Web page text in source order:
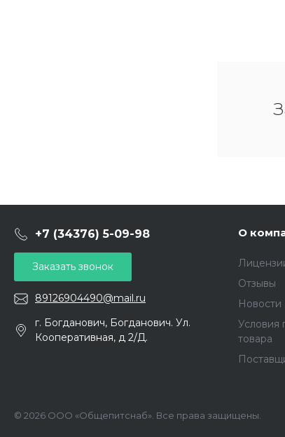
+7 (34376) 5-09-98
Заказать звонок
89126904490@mail.ru
г. Богданович, Богданович. Ул.
Кооперативная, д 2/Д.
О
Отзывы
Новости
Условия
товара
© 2026 ООО «Общепитснаб». Все права защищены.